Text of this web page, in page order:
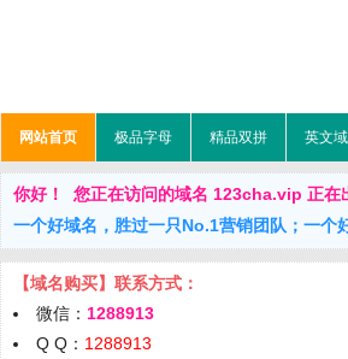
网站首页 极品字母 精品双拼 英文
你好！ 您正在访问的域名 123cha.vip 正
一个好域名，胜过一只No.1营销团队；一个
【域名购买】联系方式：
微信： 1288913
Q Q： 1288913